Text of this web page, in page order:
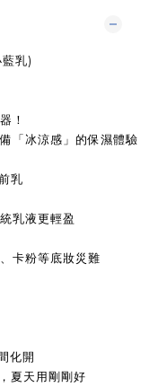
乳)
！
「冰涼感」的保濕體驗
乳
乳液更輕盈
卡粉等底妝災難
化開
夏天用剛剛好